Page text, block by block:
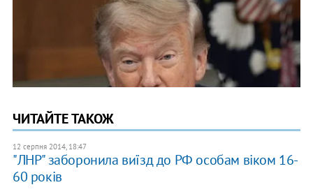
ЧИТАЙТЕ ТАКОЖ
12 серпня 2014, 18:47
"ЛНР" заборонила виїзд до РФ особам віком 16-
60 років